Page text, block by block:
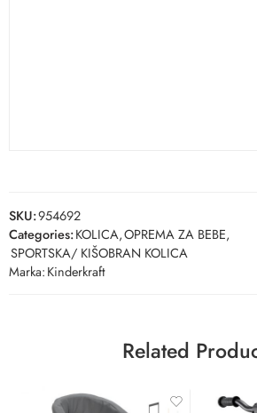
SKU:954692
Categories:KOLICA,OPREMA ZA BEBE,
SPORTSKA/ KIŠOBRAN KOLICA
Marka:Kinderkraft
Related